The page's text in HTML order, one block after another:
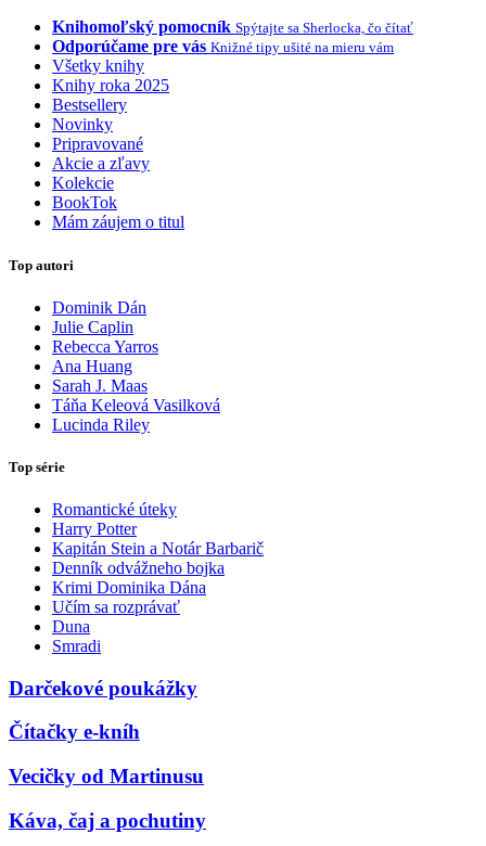
Knihomoľský pomocník Spýtajte sa Sherlocka, čo čítať
Odporúčame pre vás Knižné tipy ušité na mieru vám
Všetky knihy
Knihy roka 2025
Bestsellery
Novinky
Pripravované
Akcie a zľavy
Kolekcie
BookTok
Mám záujem o titul
Top autori
Dominik Dán
Julie Caplin
Rebecca Yarros
Ana Huang
Sarah J. Maas
Táňa Keleová Vasilková
Lucinda Riley
Top série
Romantické úteky
Harry Potter
Kapitán Stein a Notár Barbarič
Denník odvážneho bojka
Krimi Dominika Dána
Učím sa rozprávať
Duna
Smradi
Darčekové poukážky
Čítačky e-kníh
Vecičky od Martinusu
Káva, čaj a pochutiny